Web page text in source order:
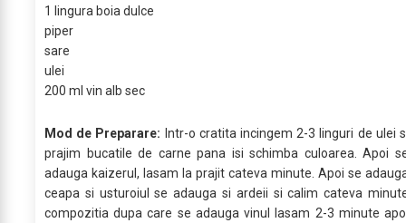
1 lingura boia dulce
piper
sare
ulei
200 ml vin alb sec
Mod de Preparare: Intr-o cratita incingem 2-3 linguri de ulei
prajim bucatile de carne pana isi schimba culoarea. Apoi
adauga kaizerul, lasam la prajit cateva minute. Apoi se
ceapa si usturoiul se adauga si ardeii si calim cateva
compozitia dupa care se adauga vinul lasam 2-3 minute